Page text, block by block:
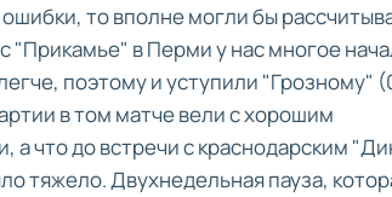
то вполне могли бы
"Прикамье" в Перми у нас многое
поэтому и уступили "Грозному"
в том матче вели с хорошим
что до встречи с краснодарским
тяжело. Двухнедельная пауза,